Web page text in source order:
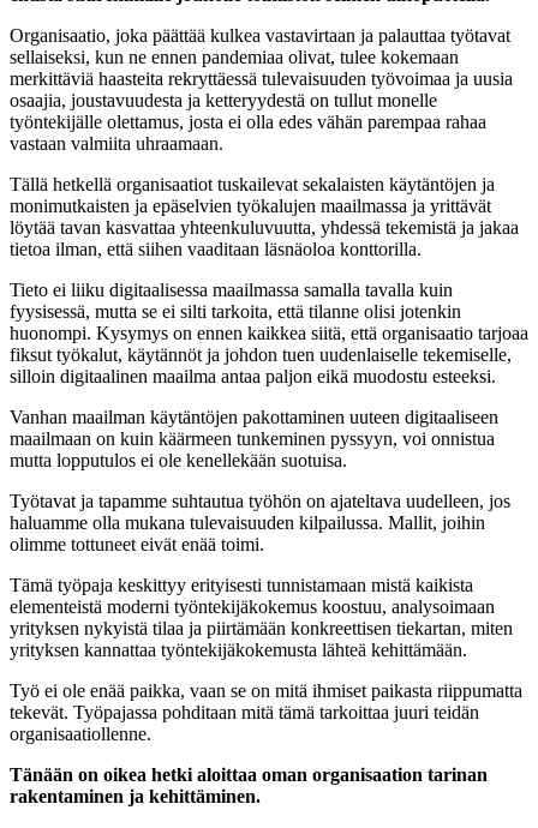
Organisaatio, joka päättää kulkea vastavirtaan ja palauttaa työtavat
sellaiseksi, kun ne ennen pandemiaa olivat, tulee kokemaan
merkittäviä haasteita rekryttäessä tulevaisuuden työvoimaa ja uusia
osaajia, joustavuudesta ja ketteryydestä on tullut monelle
työntekijälle olettamus, josta ei olla edes vähän parempaa rahaa
vastaan valmiita uhraamaan.
Tällä hetkellä organisaatiot tuskailevat sekalaisten käytäntöjen ja
monimutkaisten ja epäselvien työkalujen maailmassa ja yrittävät
löytää tavan kasvattaa yhteenkuluvuutta, yhdessä tekemistä ja jakaa
tietoa ilman, että siihen vaaditaan läsnäoloa konttorilla.
Tieto ei liiku digitaalisessa maailmassa samalla tavalla kuin
fyysisessä, mutta se ei silti tarkoita, että tilanne olisi jotenkin
huonompi. Kysymys on ennen kaikkea siitä, että organisaatio tarjoaa
fiksut työkalut, käytännöt ja johdon tuen uudenlaiselle tekemiselle,
silloin digitaalinen maailma antaa paljon eikä muodostu esteeksi.
Vanhan maailman käytäntöjen pakottaminen uuteen digitaaliseen
maailmaan on kuin käärmeen tunkeminen pyssyyn, voi onnistua
mutta lopputulos ei ole kenellekään suotuisa.
Työtavat ja tapamme suhtautua työhön on ajateltava uudelleen, jos
haluamme olla mukana tulevaisuuden kilpailussa. Mallit, joihin
olimme tottuneet eivät enää toimi.
Tämä työpaja keskittyy erityisesti tunnistamaan mistä kaikista
elementeistä moderni työntekijäkokemus koostuu, analysoimaan
yrityksen nykyistä tilaa ja piirtämään konkreettisen tiekartan, miten
yrityksen kannattaa työntekijäkokemusta lähteä kehittämään.
Työ ei ole enää paikka, vaan se on mitä ihmiset paikasta riippumatta
tekevät. Työpajassa pohditaan mitä tämä tarkoittaa juuri teidän
organisaatiollenne.
Tänään on oikea hetki aloittaa oman organisaation tarinan
rakentaminen ja kehittäminen.